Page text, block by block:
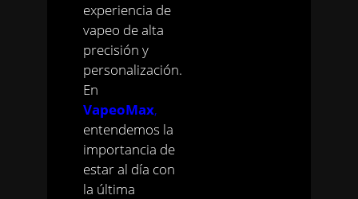
experiencia de
vapeo de alta
precisión y
personalización.
En
VapeoMax,
entendemos la
importancia de
estar al día con
la última